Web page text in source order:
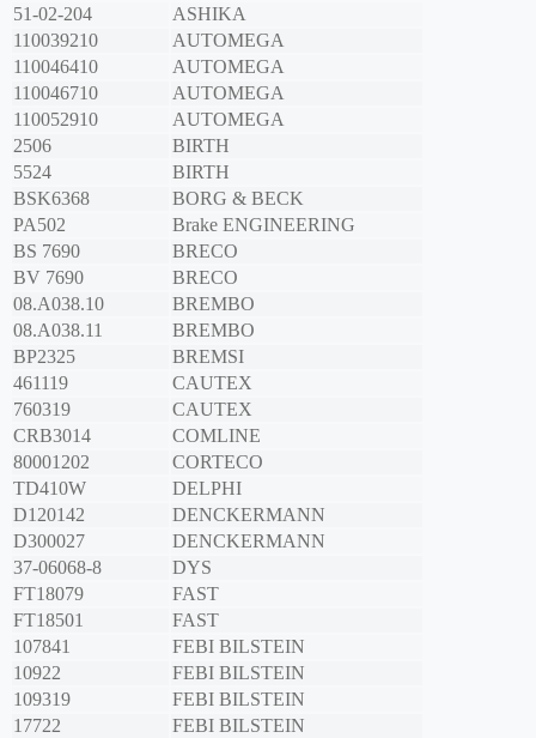
51-02-204
ASHIKA
110039210
AUTOMEGA
110046410
AUTOMEGA
110046710
AUTOMEGA
110052910
AUTOMEGA
2506
BIRTH
5524
BIRTH
BSK6368
BORG & BECK
PA502
Brake ENGINEERING
BS 7690
BRECO
BV 7690
BRECO
08.A038.10
BREMBO
08.A038.11
BREMBO
BP2325
BREMSI
461119
CAUTEX
760319
CAUTEX
CRB3014
COMLINE
80001202
CORTECO
TD410W
DELPHI
D120142
DENCKERMANN
D300027
DENCKERMANN
37-06068-8
DYS
FT18079
FAST
FT18501
FAST
107841
FEBI BILSTEIN
10922
FEBI BILSTEIN
109319
FEBI BILSTEIN
17722
FEBI BILSTEIN